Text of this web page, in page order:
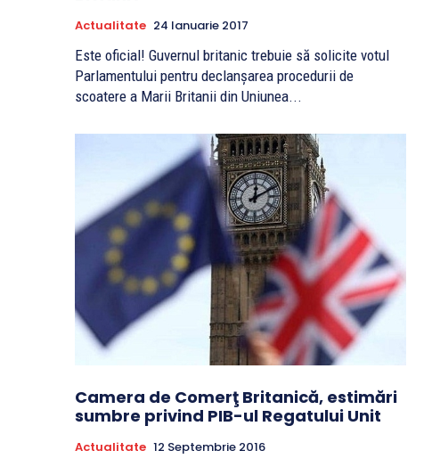
Actualitate 24 Ianuarie 2017
Este oficial! Guvernul britanic trebuie să solicite votul
Parlamentului pentru declanşarea procedurii de
scoatere a Marii Britanii din Uniunea...
Camera de Comerţ Britanică, estimări
sumbre privind PIB-ul Regatului Unit
Actualitate 12 Septembrie 2016